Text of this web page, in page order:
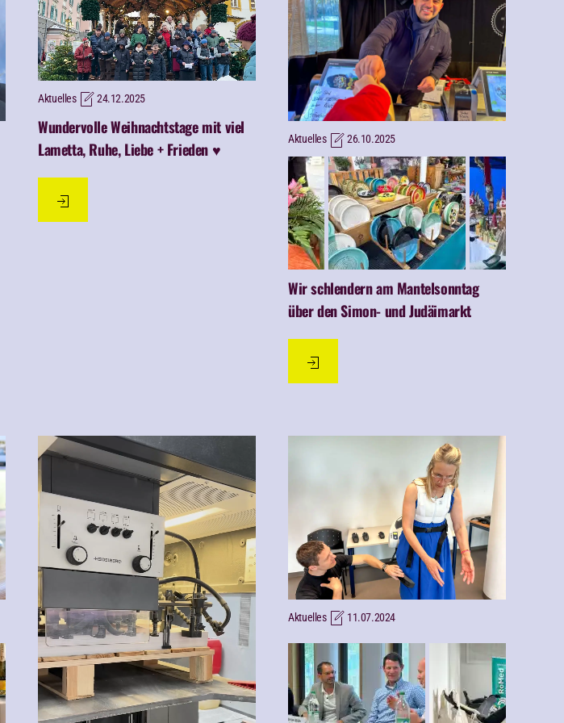
Aktuelles 24.12.2025
Wundervolle Weihnachtstage mit viel
Lametta, Ruhe, Liebe + Frieden ♥
Aktuelles 26.10.2025
Wir schlendern am Mantelsonntag
über den Simon- und Judäimarkt
Aktuelles 11.07.2024